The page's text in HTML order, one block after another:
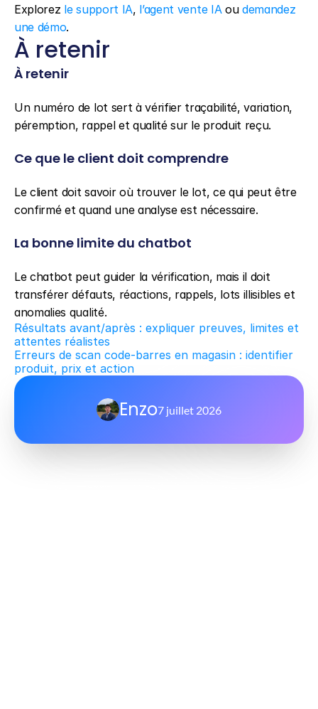
Explorez le support IA, l’agent vente IA ou demandez
une démo.
À retenir
À retenir
Un numéro de lot sert à vérifier traçabilité, variation,
péremption, rappel et qualité sur le produit reçu.
Ce que le client doit comprendre
Le client doit savoir où trouver le lot, ce qui peut être
confirmé et quand une analyse est nécessaire.
La bonne limite du chatbot
Le chatbot peut guider la vérification, mais il doit
transférer défauts, réactions, rappels, lots illisibles et
anomalies qualité.
Résultats avant/après : expliquer preuves, limites et
attentes réalistes
Erreurs de scan code-barres en magasin : identifier
produit, prix et action
Enzo7 juillet 2026